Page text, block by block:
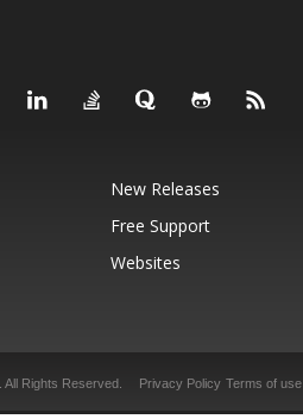
New Releases
Free Support
Websites
All Rights Reserved. Privacy Policy Terms of use